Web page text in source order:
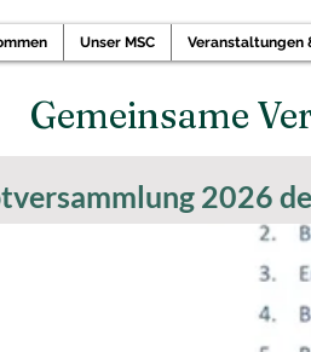
Unser MSC Veranstaltungen
Gemeinsame
2026